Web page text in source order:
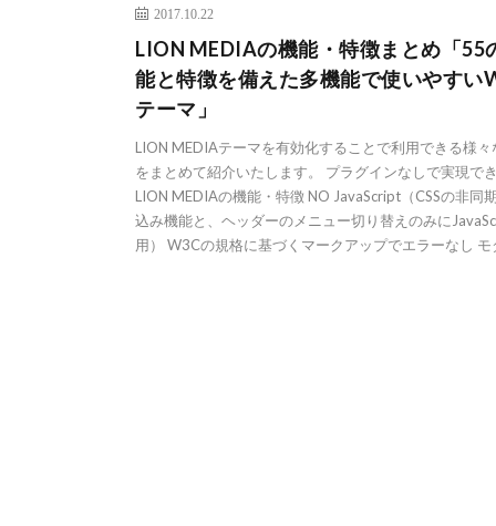
2017.10.22
LION MEDIAの機能・特徴まとめ「55
能と特徴を備えた多機能で使いやすい
テーマ」
LION MEDIAテーマを有効化することで利用できる様々
をまとめて紹介いたします。 プラグインなしで実現で
LION MEDIAの機能・特徴 NO JavaScript（CSSの非同
込み機能と、ヘッダーのメニュー切り替えのみに
用） W3Cの規格に基づくマークアップでエラーなし